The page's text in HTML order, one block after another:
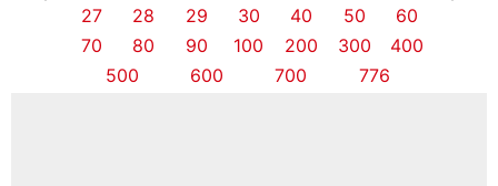
27
28 29 30 40 50
60
70
80 90 100 200 300
400
500
600 700 776